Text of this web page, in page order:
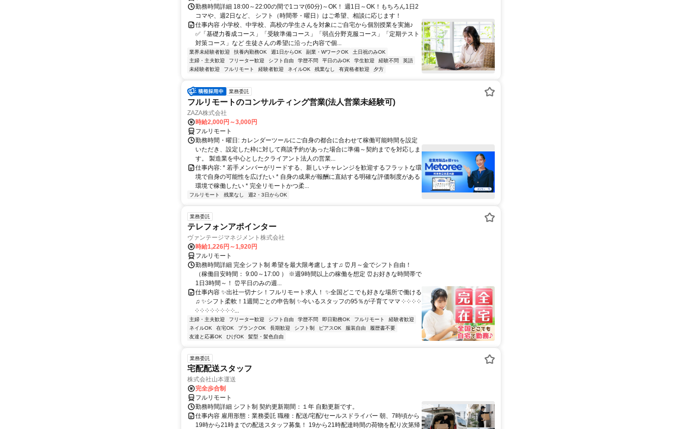
勤務時間詳細 18:00～22:00の間で1コマ(60分)～OK！ 週1日～OK！もちろん1日2
コマや、週2日など、 シフト（時間帯・曜日）はご希望、相談に応じます！
仕事内容 小学校、中学校、高校の学生さんを対象にご自宅から個別授業を実施♪
✅「基礎力養成コース」「受験準備コース」「弱点分野克服コース」「定期テスト
対策コース」など 生徒さんの希望に沿った内容で個...
業界未経験者歓迎 扶養内勤務OK 週1日からOK 副業・WワークOK
土日祝のみOK
主婦・主夫歓迎
フリーター歓迎 シフト自由 学歴不問 平日のみOK 学生歓迎 経験不問
英語
未経験者歓迎
フルリモート 経験者歓迎 ネイルOK 残業なし 有資格者歓迎 夕方
業務委託
フルリモートのコンサルティング営業(法人営業未経験可)
ZAZA株式会社
時給2,000円～3,000円
フルリモート
勤務時間・曜日: カレンダーツールにご自身の都合に合わせて稼働可能時間を設定
いただき、設定した枠に対して商談予約があった場合に準備～契約までを対応しま
す。 製造業を中心としたクライアント法人の営業...
仕事内容: * 若手メンバーがリードする、新しいチャレンジを歓迎するフラットな環
境で自身の可能性を広げたい * 自身の成果が報酬に直結する明確な評価制度がある
環境で稼働したい * 完全リモートかつ柔...
フルリモート 残業なし 週2・3日からOK
業務委託
テレフォンアポインター
ヴァンテージマネジメント株式会社
時給1,226円～1,920円
フルリモート
勤務時間詳細 完全シフト制 希望を最大限考慮します♫ ⏰月～金でシフト自由！
（稼働目安時間： 9:00～17:00 ） ※週9時間以上の稼働を想定 ⏰お好きな時間帯で
1日3時間～！ ⏰平日のみの週...
仕事内容 ✨出社一切ナシ！フルリモート求人！ ✨全国どこでも好きな場所で働ける
♫ ✨シフト柔軟！1週間ごとの申告制 ✨今いるスタッフの95％が子育てママ ༶ ༶ ༶ ༶
༶ ༶ ༶ ༶ ༶ ༶ ༶ ༶...
主婦・主夫歓迎 フリーター歓迎 シフト自由 学歴不問 即日勤務OK フルリモート
経験者歓迎
ネイルOK
在宅OK ブランクOK 長期歓迎 シフト制 ピアスOK 服装自由
履歴書不要
友達と応募OK
ひげOK 髪型・髪色自由
業務委託
宅配配送スタッフ
株式会社山本運送
完全歩合制
フルリモート
勤務時間詳細 シフト制 契約更新期間：１年 自動更新です。
仕事内容 雇用形態：業務委託 職種：配送/宅配/セールスドライバー 朝、7時頃から
19時から21時までの配送スタッフ募集！ 19から21時配達時間の荷物を配り次第帰